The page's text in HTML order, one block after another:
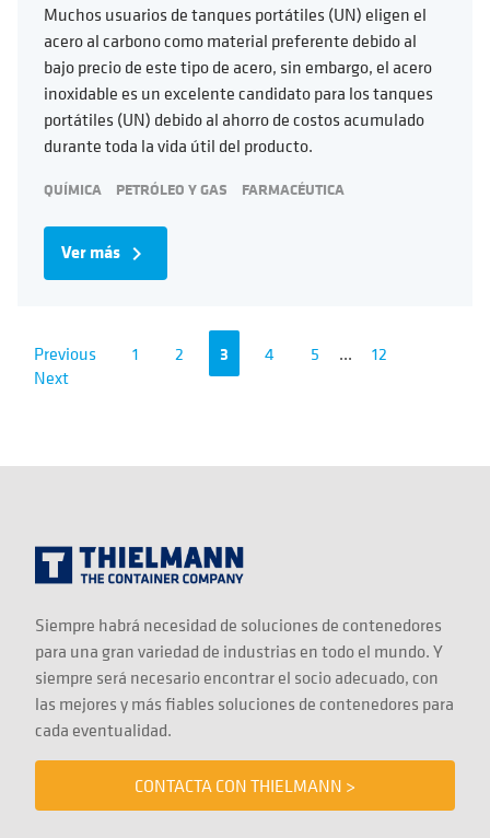
Muchos usuarios de tanques portátiles (UN) eligen el
acero al carbono como material preferente debido al
bajo precio de este tipo de acero, sin embargo, el acero
inoxidable es un excelente candidato para los tanques
portátiles (UN) debido al ahorro de costos acumulado
durante toda la vida útil del producto.
QUÍMICA PETRÓLEO Y GAS FARMACÉUTICA
Ver más navigate_next
Previous 1 2 3 4 5 ...
12
Next
Siempre habrá necesidad de soluciones de contenedores
para una gran variedad de industrias en todo el mundo. Y
siempre será necesario encontrar el socio adecuado, con
las mejores y más fiables soluciones de contenedores para
cada eventualidad.
CONTACTA CON THIELMANN >